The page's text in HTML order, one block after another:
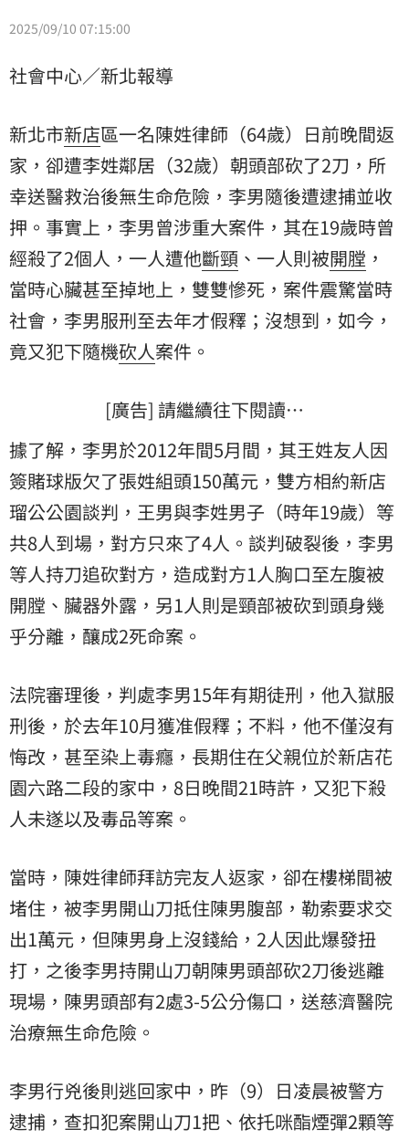
2025/09/10 07:15:00
社會中心／新北報導
新北市新店區一名陳姓律師（64歲）日前晚間返
家，卻遭李姓鄰居（32歲）朝頭部砍了2刀，所
幸送醫救治後無生命危險，李男隨後遭逮捕並收
押。事實上，李男曾涉重大案件，其在19歲時曾
經殺了2個人，一人遭他斷頸 、一人則被開膛 ，
當時心臟甚至掉地上，雙雙慘死，案件震驚當時
社會，李男服刑至去年才假釋；沒想到，如今，
竟又犯下隨機砍人案件。
[廣告] 請繼續往下閱讀…
據了解，李男於2012年間5月間，其王姓友人因
簽賭球版欠了張姓組頭150萬元，雙方相約新店
瑠公公園談判，王男與李姓男子（時年19歲）等
共8人到場，對方只來了4人。談判破裂後，李男
等人持刀追砍對方，造成對方1人胸口至左腹被
開膛、臟器外露，另1人則是頸部被砍到頭身幾
乎分離，釀成2死命案。
法院審理後，判處李男15年有期徒刑，他入獄服
刑後，於去年10月獲准假釋；不料，他不僅沒有
悔改，甚至染上毒癮，長期住在父親位於新店花
園六路二段的家中，8日晚間21時許，又犯下殺
人未遂以及毒品等案。
當時，陳姓律師拜訪完友人返家，卻在樓梯間被
堵住，被李男開山刀抵住陳男腹部，勒索要求交
出1萬元，但陳男身上沒錢給，2人因此爆發扭
打，之後李男持開山刀朝陳男頭部砍2刀後逃離
現場，陳男頭部有2處3-5公分傷口，送慈濟醫院
治療無生命危險。
李男行兇後則逃回家中，昨（9）日凌晨被警方
逮捕，查扣犯案開山刀1把、依托咪酯煙彈2顆等